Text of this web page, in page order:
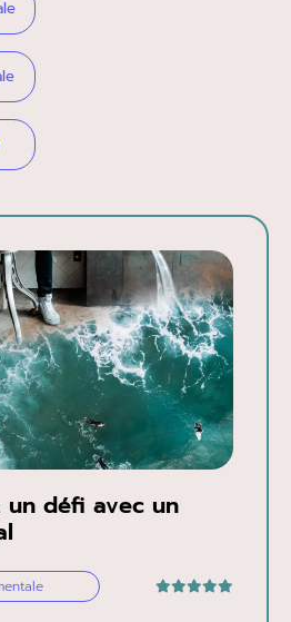
un défi avec un